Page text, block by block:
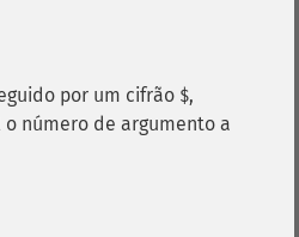
por um cifrão $,
número de argumento a